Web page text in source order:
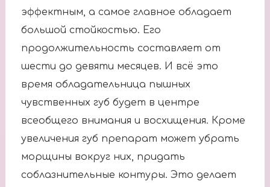
эффектным, а самое главное обладает
большой стойкостью. Его
продолжительность составляет от
шести до девяти месяцев. И всё это
время обладательница пышных
чувственных губ будет в центре
всеобщего внимания и восхищения. Кроме
увеличения губ препарат может убрать
морщины вокруг них, придать
соблазнительные контуры. Это делает